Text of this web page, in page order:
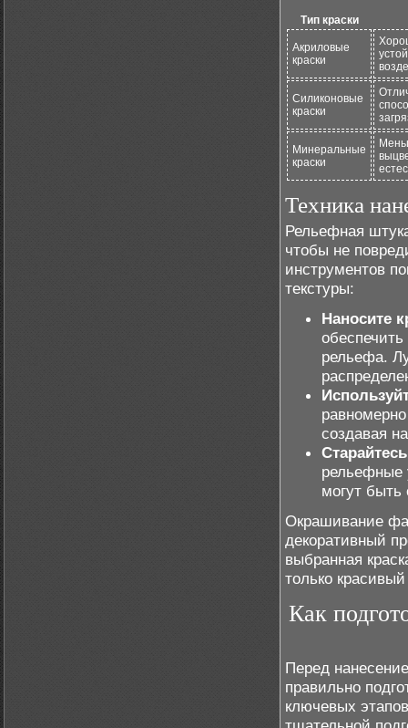
Тип краски
Акриловые
краски
Силиконовые
краски
Минеральные
краски
Техника
Рельефная
чтобы не
инструментов
текстуры:
Наносите
рельефа.
создавая
рельефные
могут быть
Окрашивание
декоративный
выбранная
только
Как
Перед
правильно
ключевых